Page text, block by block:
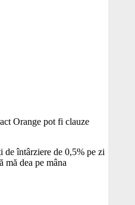
Orange pot fi clauze
de întârziere de 0,5% pe zi
mă dea pe mâna